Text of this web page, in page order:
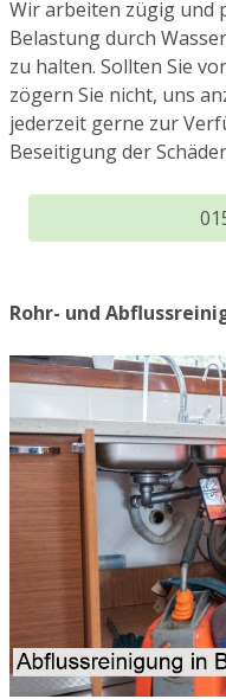
Wir arbeiten zügig und
Belastung durch
zu halten. Sollten Sie
zögern Sie nicht, uns
jederzeit gerne zur
Beseitigung der
Rohr- und